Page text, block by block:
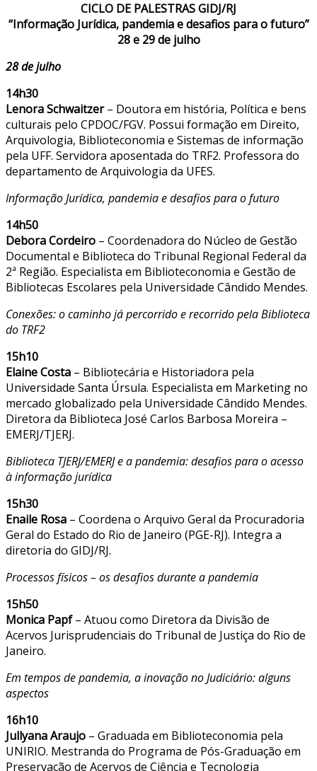
CICLO DE PALESTRAS GIDJ/RJ
“Informação Jurídica, pandemia e desafios para o futuro”
28 e 29 de julho
28 de julho
14h30
Lenora Schwaitzer– Doutora em história, Política e bens
culturais pelo CPDOC/FGV. Possui formação em Direito,
Arquivologia, Biblioteconomia e Sistemas de informação
pela UFF. Servidora aposentada do TRF2. Professora do
departamento de Arquivologia da UFES.
Informação Jurídica, pandemia e desafios para o futuro
14h50
Debora Cordeiro – Coordenadora do Núcleo de Gestão
Documental e Biblioteca do Tribunal Regional Federal da
2ª Região. Especialista em Biblioteconomia e Gestão de
Bibliotecas Escolares pela Universidade Cândido Mendes.
Conexões: o caminho já percorrido e recorrido pela Biblioteca
do TRF2
15h10
Elaine Costa – Bibliotecária e Historiadora pela
Universidade Santa Úrsula. Especialista em Marketing no
mercado globalizado pela Universidade Cândido Mendes.
Diretora da Biblioteca José Carlos Barbosa Moreira –
EMERJ/TJERJ.
Biblioteca TJERJ/EMERJ e a pandemia: desafios para o acesso
à informação jurídica
15h30
Enaile Rosa – Coordena o Arquivo Geral da Procuradoria
Geral do Estado do Rio de Janeiro (PGE-RJ). Integra a
diretoria do GIDJ/RJ.
Processos físicos – os desafios durante a pandemia
15h50
Monica Papf– Atuou como Diretora da Divisão de
Acervos Jurisprudenciais do Tribunal de Justiça do Rio de
Janeiro.
Em tempos de pandemia, a inovação no Judiciário: alguns
aspectos
16h10
Jullyana Araujo – Graduada em Biblioteconomia pela
UNIRIO. Mestranda do Programa de Pós-Graduação em
Preservação de Acervos de Ciência e Tecnologia